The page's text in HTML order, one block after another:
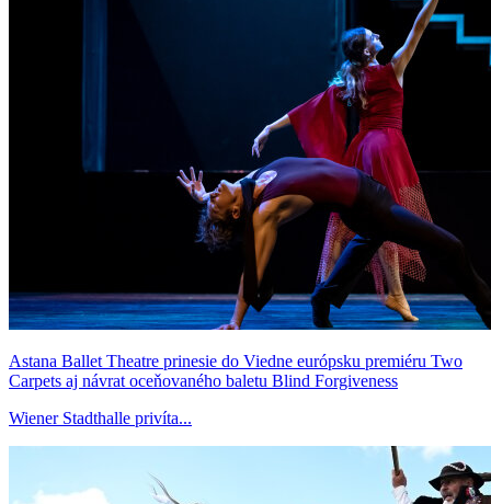
Astana Ballet Theatre prinesie do Viedne európsku premiéru Two
Carpets aj návrat oceňovaného baletu Blind Forgiveness
Wiener Stadthalle privíta...